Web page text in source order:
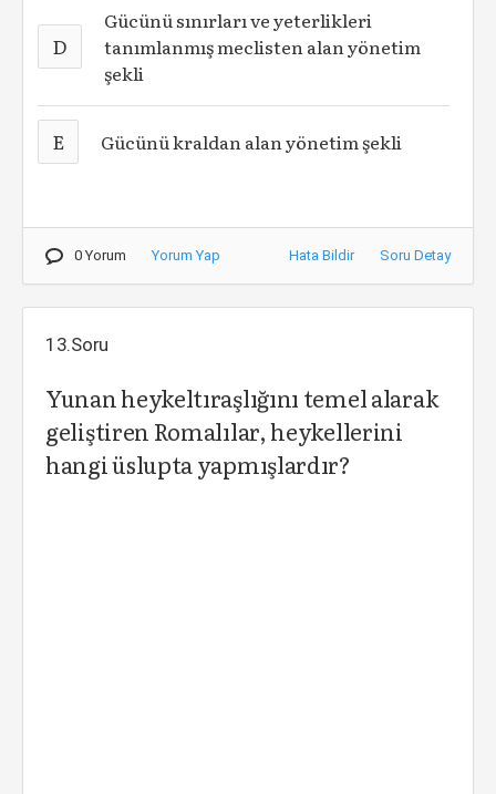
D
Gücünü sınırları ve yeterlikleri
tanımlanmış meclisten alan yönetim
şekli
E Gücünü kraldan alan yönetim şekli
0 Yorum Yorum Yap Hata Bildir Soru Detay
13.Soru
Yunan heykeltıraşlığını temel alarak
geliştiren Romalılar, heykellerini
hangi üslupta yapmışlardır?